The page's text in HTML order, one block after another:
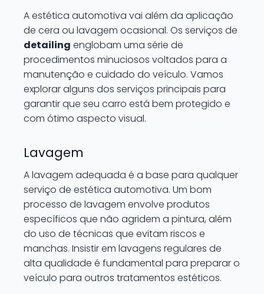
A estética automotiva vai além da aplicação
de cera ou lavagem ocasional. Os serviços de
detailing englobam uma série de
procedimentos minuciosos voltados para a
manutenção e cuidado do veículo. Vamos
explorar alguns dos serviços principais para
garantir que seu carro está bem protegido e
com ótimo aspecto visual.
Lavagem
A lavagem adequada é a base para qualquer
serviço de estética automotiva. Um bom
processo de lavagem envolve produtos
específicos que não agridem a pintura, além
do uso de técnicas que evitam riscos e
manchas. Insistir em lavagens regulares de
alta qualidade é fundamental para preparar o
veículo para outros tratamentos estéticos.